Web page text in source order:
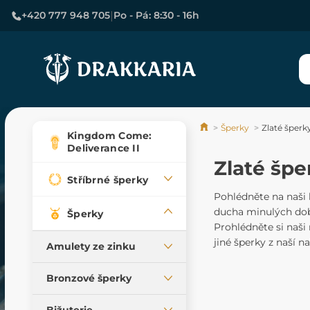
+420 777 948 705|Po - Pá: 8:30 - 16h
Kingdom Come:
Deliverance II
Stříbrné šperky
Šperky
Amulety ze zinku
Všechny amulety,
vlastní výroba
Bronzové šperky
Přívěsky
Šperky Zlaté
Zlaté
Pohlédněte na naši
ducha minulých
Prohlédněte si naši
jiné šperky z naší